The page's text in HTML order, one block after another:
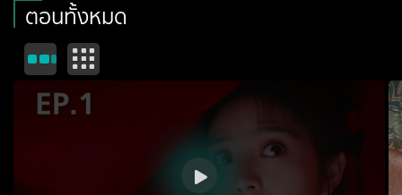
ตอนทั้งหมด